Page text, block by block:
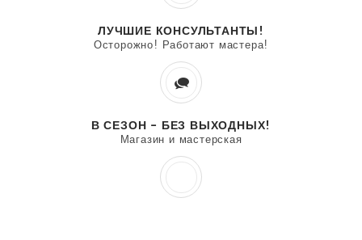
ЛУЧШИЕ КОНСУЛЬТАНТЫ!
Осторожно! Работают мастера!
В СЕЗОН - БЕЗ ВЫХОДНЫХ!
Магазин и мастерская